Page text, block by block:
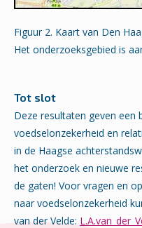
Figuur 2. Kaart van Den
Het onderzoeksgebied is
Tot slot
Deze resultaten geven een
voedselonzekerheid en
in de Haagse
het onderzoek en nieuwe
de gaten! Voor vragen en
naar voedselonzekerheid
van der Velde: